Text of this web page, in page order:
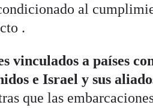
al
.
vinculados a países
e Israel y sus
que las